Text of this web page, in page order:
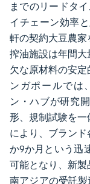
までのリードタ
イチェーン効率
軒の契約大豆農家
搾油施設は年間
欠な原材料の安
ンガポールでは
ン・ハブが研究
形、規制試験を
により、ブラン
か9か月という迅
可能となり、新
南アジアの受託